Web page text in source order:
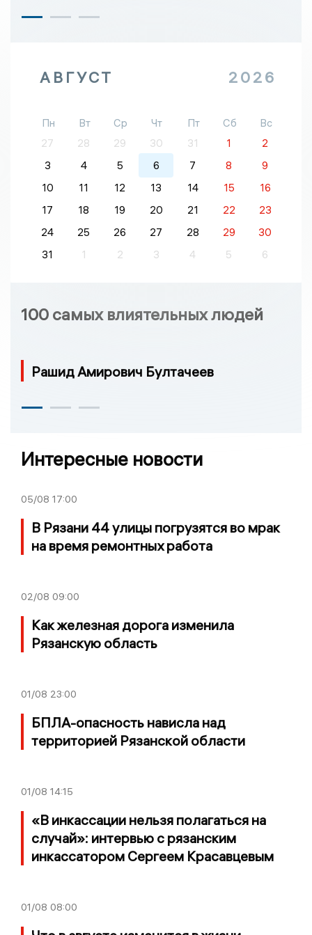
АВГУСТ 2026
Пн Вт Ср Чт Пт Сб
Вс
27
28 29 30 31 1
2
3
4 5 6 7 8
9
10
11 12 13 14 15
16
17
18 19 20 21 22
23
24
25 26 27 28 29
30
31
1 2 3 4 5 6
100 самых влиятельных людей
Рашид Амирович Бултачеев
Интересные новости
05/08 17:00
В Рязани 44 улицы погрузятся во мрак
на время ремонтных работа
02/08 09:00
Как железная дорога изменила
Рязанскую область
01/08 23:00
БПЛА-опасность нависла над
территорией Рязанской области
01/08 14:15
«В инкассации нельзя полагаться на
случай»: интервью с рязанским
инкассатором Сергеем Красавцевым
01/08 08:00